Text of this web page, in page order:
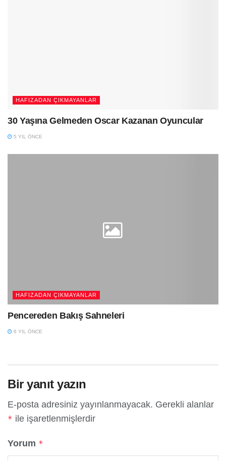
HAFIZADAN ÇIKMAYANLAR
30 Yaşına Gelmeden Oscar Kazanan Oyuncular
5 YIL ÖNCE
HAFIZADAN ÇIKMAYANLAR
Pencereden Bakış Sahneleri
6 YIL ÖNCE
Bir yanıt yazın
E-posta adresiniz yayınlanmayacak. Gerekli alanlar
* ile işaretlenmişlerdir
Yorum *